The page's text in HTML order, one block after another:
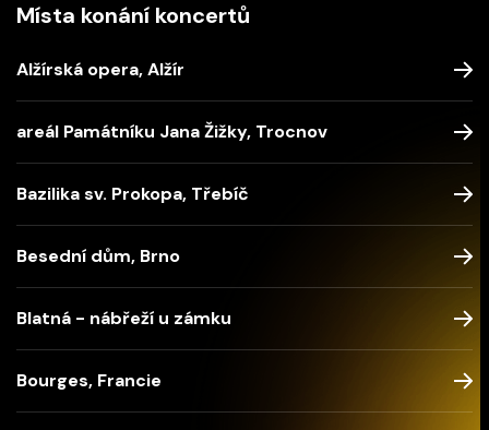
Místa konání koncertů
Alžírská opera, Alžír
areál Památníku Jana Žižky, Trocnov
Bazilika sv. Prokopa, Třebíč
Besední dům, Brno
Blatná - nábřeží u zámku
Bourges, Francie